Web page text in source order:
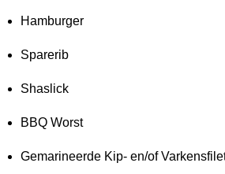
Hamburger
Sparerib
Shaslick
BBQ Worst
Gemarineerde Kip- en/of